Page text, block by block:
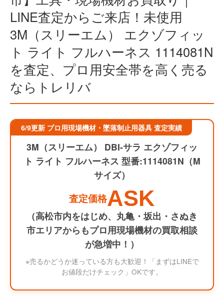
LINE査定からご来店！未使用
3M（スリーエム） エクゾフィッ
ト ライト フルハーネス 1114081N
を査定、プロ用安全帯を高く売る
ならトレリバ
6/9更新 プロ用現場機材・墜落制止用器具 査定実績
3M（スリーエム） DBI-サラ エクゾフィッ
ト ライト フルハーネス 型番:1114081N（M
サイズ）
査定価格ASK
（高松市内をはじめ、丸亀・坂出・さぬき
市エリアからもプロ用現場機材の買取相談
が急増中！）
※売るかどうか迷っている方も大歓迎！「まずはLINEで
お値段だけチェック」OKです。